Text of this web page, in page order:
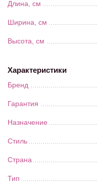
Длина, см
Ширина, см
Высота, см
Характеристики
Бренд
Гарантия
Назначение
Стиль
Страна
Тип